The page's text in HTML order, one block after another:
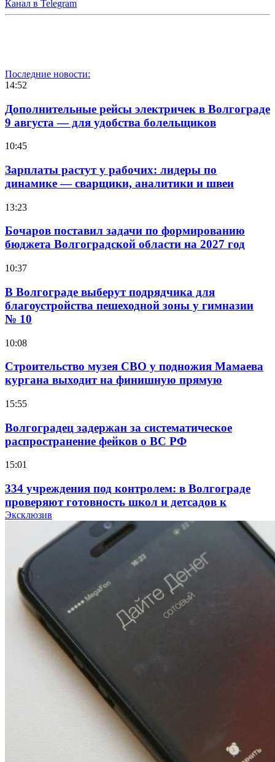
Канал в Telegram
Последние новости:
14:52
Дополнительные рейсы электричек в Волгограде
9 августа — для удобства болельщиков
10:45
Зарплаты растут у рабочих: лидеры по
динамике — сварщики, аналитики и швеи
13:23
Бочаров поставил задачи по формированию
бюджета Волгоградской области на 2027 год
10:37
В Волгограде выберут подрядчика для
благоустройства пешеходной зоны у гимназии
№ 10
10:08
Строительство музея СВО у подножия Мамаева
кургана выходит на финишную прямую
15:55
Волгоградец задержан за систематическое
распространение фейков о ВС РФ
15:01
334 учреждения под контролем: в Волгограде
проверяют готовность школ и детсадов к
учебному году
Покушение на убийство в Волгограде: девушка
напала на незнакомую женщину с ножом
12:39
Сладкий праздник в Волгограде: в Центральном
парке прошёл фестиваль „Арбузный переполох“
Волгоградские компании нарастили экспорт:
заключены контракты на 3,6 млн долларов
Эксклюзив